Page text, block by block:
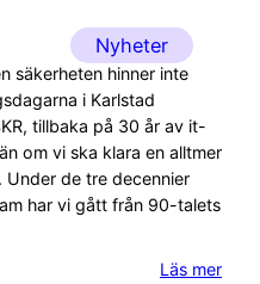
Nyheter
säkerheten hinner inte
i Karlstad
tillbaka på 30 år av it-
om vi ska klara en alltmer
Under de tre decennier
har vi gått från 90-talets
Läs mer